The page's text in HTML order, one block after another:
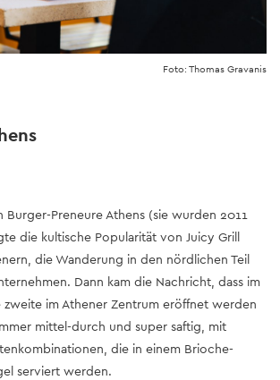
Foto: Thomas Gravanis
Burger-Preneure Athens (sie wurden 2011
die kultische Popularität von Juicy Grill
die Wanderung in den nördlichen Teil
Dann kam die Nachricht, dass im
zweite im Athener Zentrum eröffnet werden
mittel-durch und super saftig, mit
die in einem Brioche-
serviert werden.